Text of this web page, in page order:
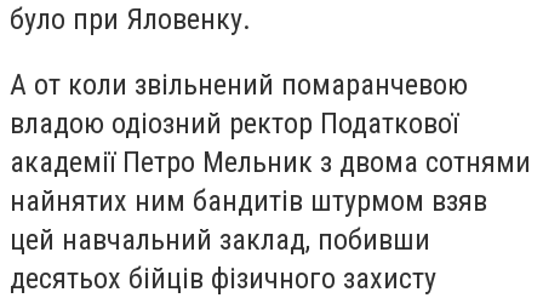
було при Яловенку.
А от коли звільнений помаранчевою
владою одіозний ректор Податкової
академії Петро Мельник з двома сотнями
найнятих ним бандитів штурмом взяв
цей навчальний заклад, побивши
десятьох бійців фізичного захисту